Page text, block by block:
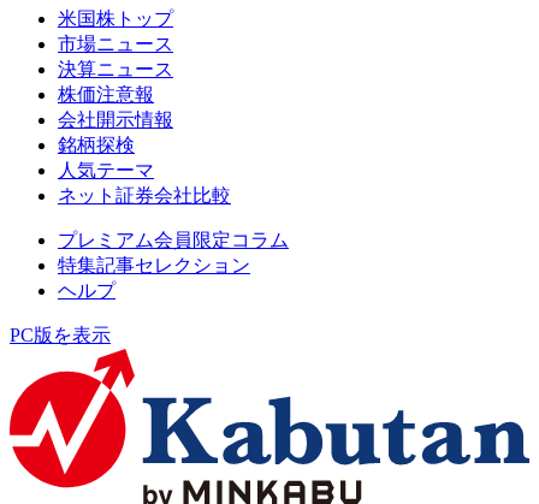
米国株トップ
市場ニュース
決算ニュース
株価注意報
会社開示情報
銘柄探検
人気テーマ
ネット証券会社比較
プレミアム会員限定コラム
特集記事セレクション
ヘルプ
PC版を表示